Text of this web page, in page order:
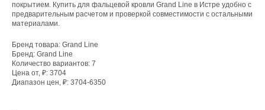
покрытием. Купить для фальцевой кровли Grand Line в Истре удобно с
предварительным расчетом и проверкой совместимости с остальными
материалами.
Бренд товара: Grand Line
Бренд: Grand Line
Количество вариантов: 7
Цена от, ₽: 3704
Диапазон цен, ₽: 3704-6350